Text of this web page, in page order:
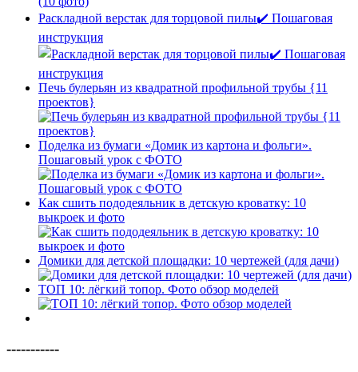
Раскладной верстак для торцовой пилы✔️ Пошаговая
инструкция
Печь булерьян из квадратной профильной трубы {11
проектов}
Поделка из бумаги «Домик из картона и фольги».
Пошаговый урок с ФОТО
Как сшить пододеяльник в детскую кроватку: 10
выкроек и фото
Домики для детской площадки: 10 чертежей (для дачи)
ТОП 10: лёгкий топор. Фото обзор моделей
-----------